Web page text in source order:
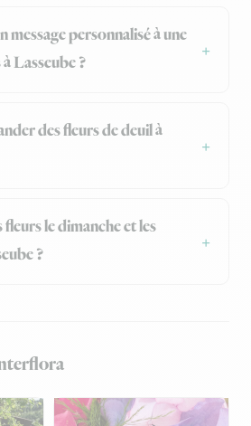
message personnalisé à une
Lasseube ?
des fleurs de deuil à
le dimanche et les
?